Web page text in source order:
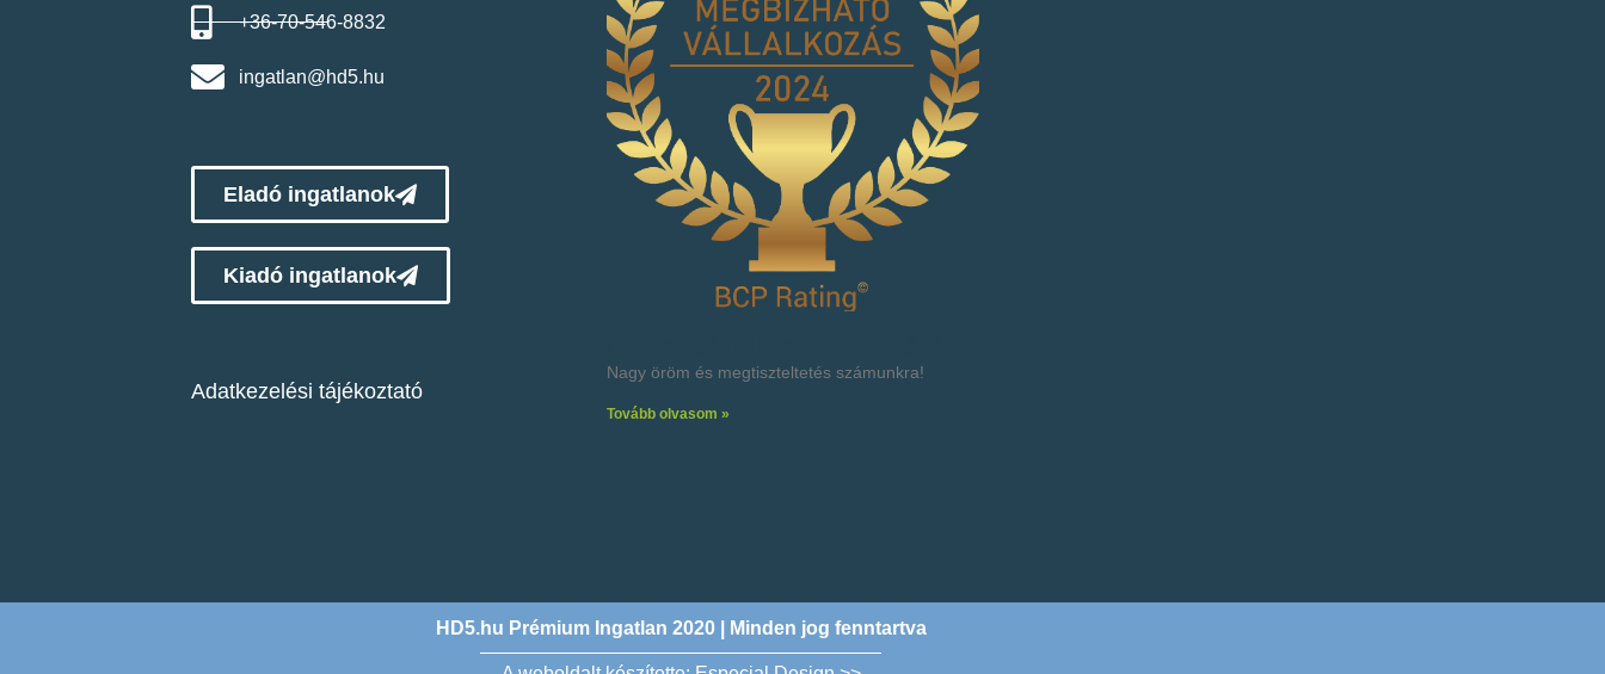
+36-70-546-8832
ingatlan@hd5.hu
Eladó ingatlanok
Kiadó ingatlanok
Adatkezelési tájékoztató
Nagy öröm és megtiszteltetés számunkra!
Tovább olvasom »
HD5.hu Prémium Ingatlan 2020 | Minden jog fenntartva